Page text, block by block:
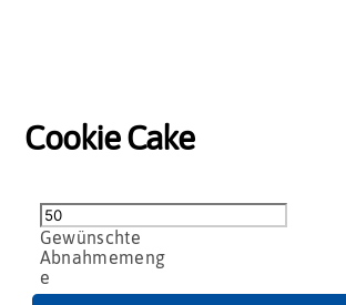
Cookie Cake
Cookie
Cake
Menge